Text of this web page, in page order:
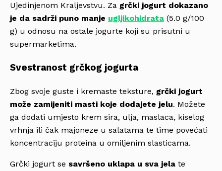
Ujedinjenom Kraljevstvu. Za grčki jogurt dokazano
je da sadrži puno manje ugljikohidrata (5.0 g/100
g) u odnosu na ostale jogurte koji su prisutni u
supermarketima.
Svestranost grčkog jogurta
Zbog svoje guste i kremaste teksture, grčki jogurt
može zamijeniti masti koje dodajete jelu. Možete
ga dodati umjesto krem sira, ulja, maslaca, kiselog
vrhnja ili čak majoneze u salatama te time povećati
koncentraciju proteina u omiljenim slasticama.
Grčki jogurt se savršeno uklapa u sva jela te